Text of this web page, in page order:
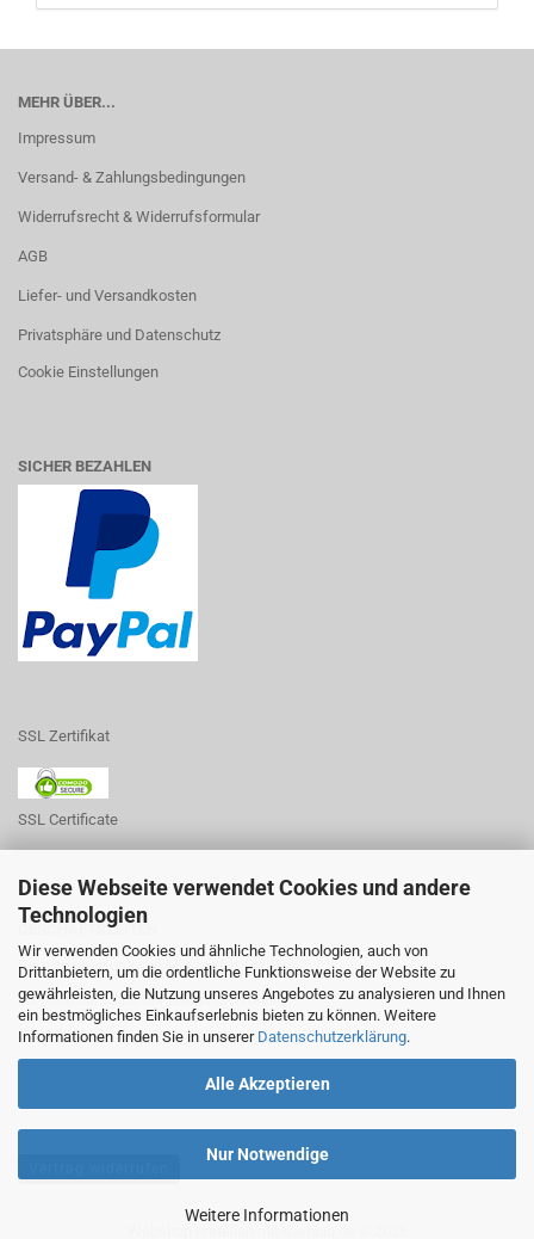
Diese Webseite verwendet Cookies und andere
Technologien
Wir verwenden Cookies und ähnliche Technologien, auch von
Drittanbietern, um die ordentliche Funktionsweise der Website zu
gewährleisten, die Nutzung unseres Angebotes zu analysieren und Ihnen
ein bestmögliches Einkaufserlebnis bieten zu können. Weitere
Informationen finden Sie in unserer Datenschutzerklärung.
Alle Akzeptieren
Nur Notwendige
Weitere Informationen
MEHR ÜBER...
Impressum
Versand- & Zahlungsbedingungen
Widerrufsrecht & Widerrufsformular
AGB
Liefer- und Versandkosten
Privatsphäre und Datenschutz
Cookie Einstellungen
SICHER BEZAHLEN
SSL Zertifikat
SSL Certificate
GESCHÄFTSZEITEN
Sie erreichen uns von Montag bis Freitag
von 8:00 bis 17:00 Uhr telefonisch unter
0234 541185